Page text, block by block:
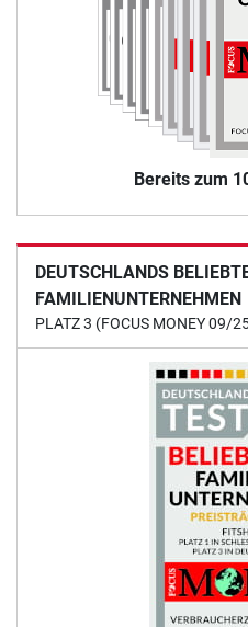
Bereits zum
DEUTSCHLANDS
FAMILIENUNTERNEHMEN
PLATZ 3 (FOCUS MONEY 09/